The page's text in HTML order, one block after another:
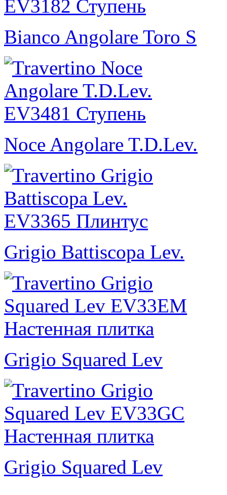
Bianco Angolare Toro S
Noce Angolare T.D.Lev.
Grigio Battiscopa Lev.
Grigio Squared Lev
Grigio Squared Lev